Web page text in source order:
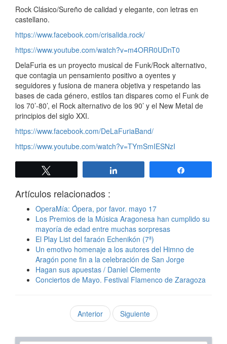
Rock Clásico/Sureño de calidad y elegante, con letras en
castellano.
https://www.facebook.com/crisalida.rock/
https://www.youtube.com/watch?v=m4ORR0UDnT0
DelaFuria es un proyecto musical de Funk/Rock alternativo,
que contagia un pensamiento positivo a oyentes y
seguidores y fusiona de manera objetiva y respetando las
bases de cada género, estilos tan dispares como el Funk de
los 70’-80’, el Rock alternativo de los 90’ y el New Metal de
principios del siglo XXI.
https://www.facebook.com/DeLaFuriaBand/
https://www.youtube.com/watch?v=TYmSmIESNzI
Artículos relacionados :
OperaMía: Ópera, por favor. mayo 17
Los Premios de la Música Aragonesa han cumplido su
mayoría de edad entre muchas sorpresas
El Play List del faraón Echenikón (7ª)
Un emotivo homenaje a los autores del Himno de
Aragón pone fin a la celebración de San Jorge
Hagan sus apuestas / Daniel Clemente
Conciertos de Mayo. Festival Flamenco de Zaragoza
Anterior Siguiente